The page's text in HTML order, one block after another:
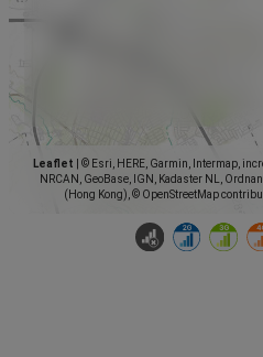
Leaflet
© Esri, HERE, Garmin, Intermap,
NRCAN, GeoBase, IGN, Kadaster NL,
(Hong Kong), © OpenStreetMap